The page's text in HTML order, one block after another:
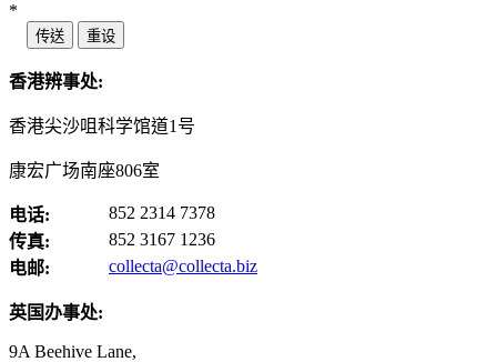
*
香港辨事处:
香港尖沙咀科学馆道1号
康宏广场南座806室
电话:
852 2314 7378
传真:
852 3167 1236
电邮:
collecta@collecta.biz
英国办事处:
9A Beehive Lane,